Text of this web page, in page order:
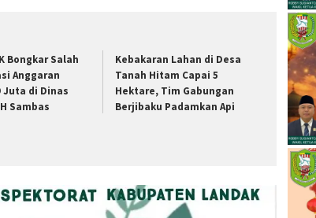
Bongkar Salah
Anggaran
Juta di Dinas
Sambas
Kebakaran Lahan di Desa
Tanah Hitam Capai 5
Hektare, Tim Gabungan
Berjibaku Padamkan Api